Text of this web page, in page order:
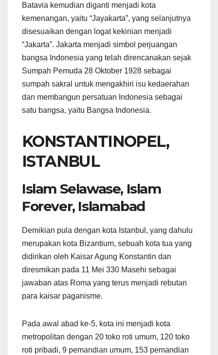
Batavia kemudian diganti menjadi kota
kemenangan, yaitu “Jayakarta”, yang selanjutnya
disesuaikan dengan logat kekinian menjadi
“Jakarta”. Jakarta menjadi simbol perjuangan
bangsa Indonesia yang telah direncanakan sejak
Sumpah Pemuda 28 Oktober 1928 sebagai
sumpah sakral untuk mengakhiri isu kedaerahan
dan membangun persatuan Indonesia sebagai
satu bangsa, yaitu Bangsa Indonesia.
KONSTANTINOPEL,
ISTANBUL
Islam Selawase, Islam
Forever, Islamabad
Demikian pula dengan kota Istanbul, yang dahulu
merupakan kota Bizantium, sebuah kota tua yang
didirikan oleh Kaisar Agung Konstantin dan
diresmikan pada 11 Mei 330 Masehi sebagai
jawaban atas Roma yang terus menjadi rebutan
para kaisar paganisme.
Pada awal abad ke-5, kota ini menjadi kota
metropolitan dengan 20 toko roti umum, 120 toko
roti pribadi, 9 pemandian umum, 153 pemandian